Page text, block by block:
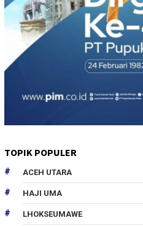
TOPIK POPULER
ACEH UTARA
HAJI UMA
LHOKSEUMAWE